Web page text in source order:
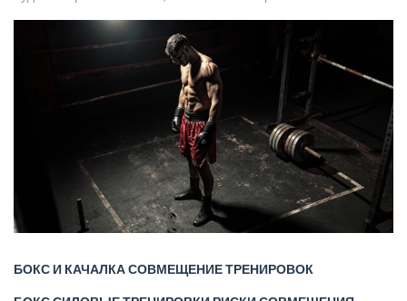
БОКС И КАЧАЛКАСОВМЕЩЕНИЕ ТРЕНИРОВОК